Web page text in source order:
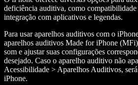
deficiência auditiva, como
integração com aplicativos e legendas.
Para usar aparelhos auditivos com o
aparelhos auditivos Made for iPhone
som e ajustar suas configurações
desejado. Caso o aparelho auditivo não
Acessibilidade > Aparelhos Auditivos,
iPhone.